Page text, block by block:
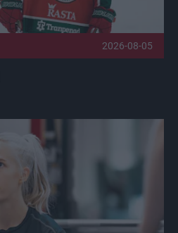
2026-08-05